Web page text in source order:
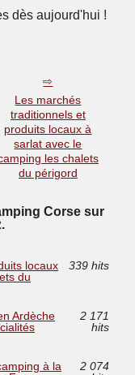
dès aujourd'hui !
Les marchés
traditionnels et
produits locaux à
sarlat avec le
les chalets
du périgord
Corse sur
locaux
du
339 hits
Ardèche
2 171
hits
à la
2 074